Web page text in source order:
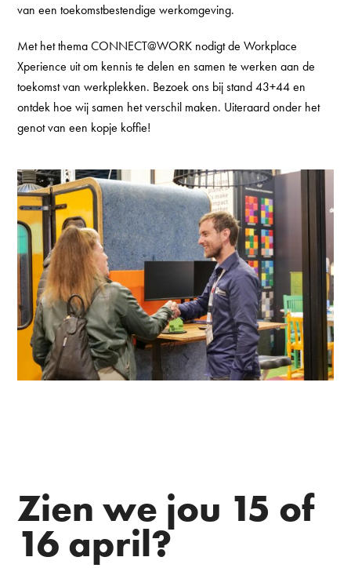
van een toekomstbestendigewerkomgeving.
Met het thema CONNECT@WORK nodigt deWorkplace
Xperience uit om kennis te delen en samen te werken aan de
toekomst van werkplekken. Bezoek ons bij stand 43+44 en
ontdek hoe wij samen hetverschil maken. Uiteraard onder het
genot van een kopje koffie!
Zien we jou 15 of
16 april?